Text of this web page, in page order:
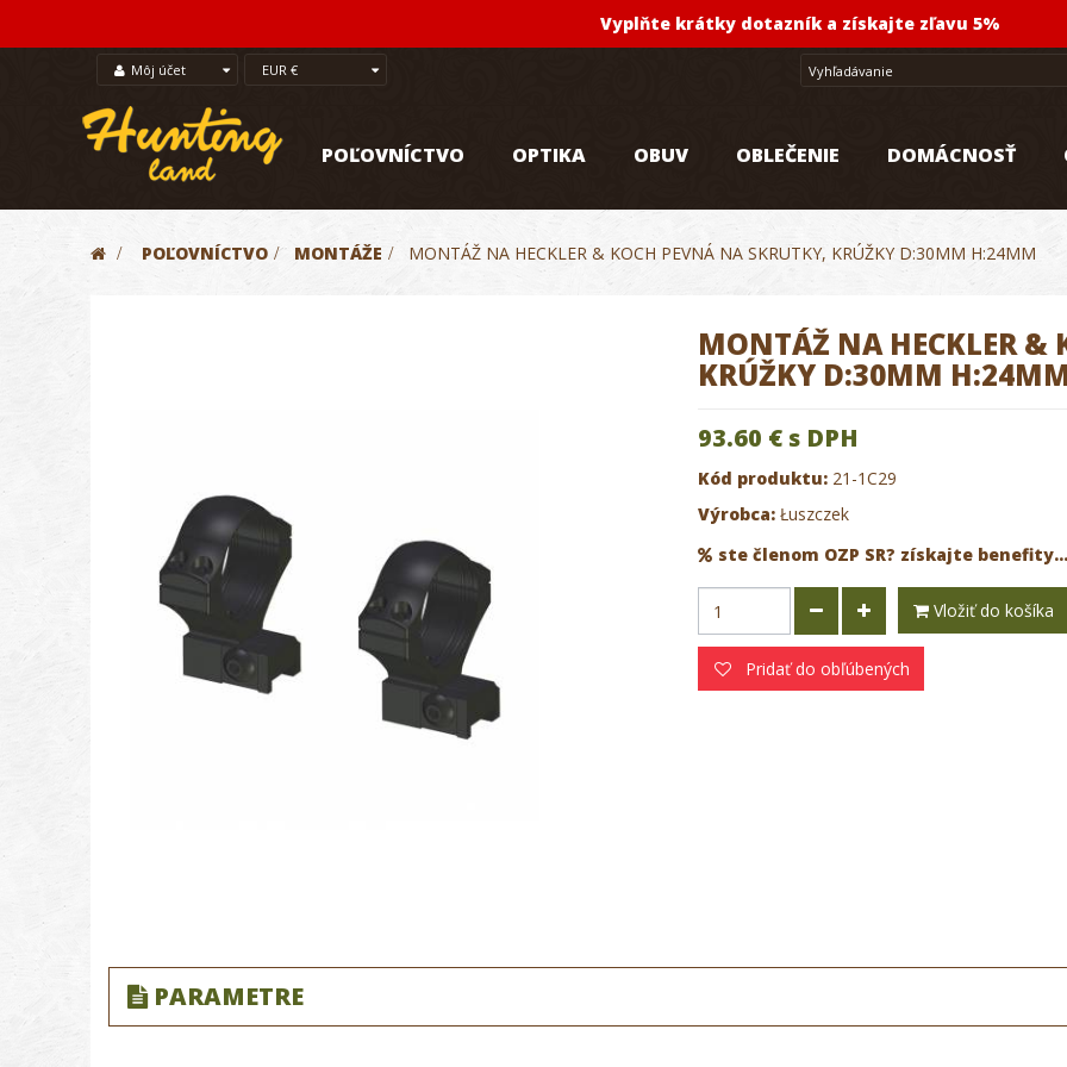
Vyplňte krátky dotazník a získajte zľavu 5%
Môj účet EUR €
POĽOVNÍCTVO OPTIKA OBUV OBLEČENIE DOMÁCNOSŤ
> POĽOVNÍCTVO > MONTÁŽE > MONTÁŽ NA HECKLER & KOCH PEVNÁ NA SKRUTKY, KRÚŽKY D:30MM H:24MM
MONTÁŽ NA HECKLER &
KRÚŽKY D:30MM
93.60 €s DPH
Kód produktu: 21-1C29
Výrobca: Łuszczek
ste členom OZP SR? získajte benefity...
Vložiť do košíka
Pridať do obľúbených
PARAMETRE